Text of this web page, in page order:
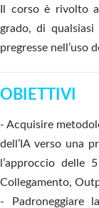
Il corso è rivolto
grado, di
pregresse nell’uso
OBIETTIVI
- Acquisire
dell’IA verso una
l’approccio delle
Collegamento,
- Padroneggiare